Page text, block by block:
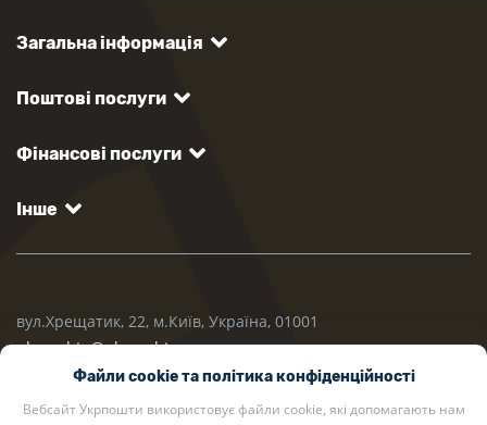
Загальна інформація
Поштові послуги
Фінансові послуги
Інше
вул.Хрещатик, 22, м.Київ, Україна, 01001
ukrposhta@ukrposhta.ua
Файли cookie та політика конфіденційності
Вебсайт Укрпошти використовує файли cookie, які допомагають нам